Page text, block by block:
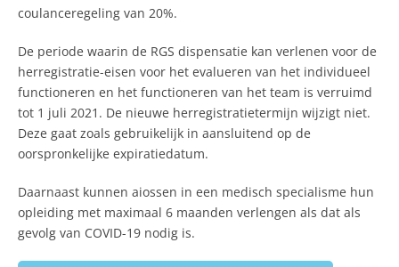
coulanceregeling van 20%.
De periode waarin de RGS dispensatie kan verlenen voor de
herregistratie-eisen voor het evalueren van het individueel
functioneren en het functioneren van het team is verruimd
tot 1 juli 2021. De nieuwe herregistratietermijn wijzigt niet.
Deze gaat zoals gebruikelijk in aansluitend op de
oorspronkelijke expiratiedatum.
Daarnaast kunnen aiossen in een medisch specialisme hun
opleiding met maximaal 6 maanden verlengen als dat als
gevolg van COVID-19 nodig is.